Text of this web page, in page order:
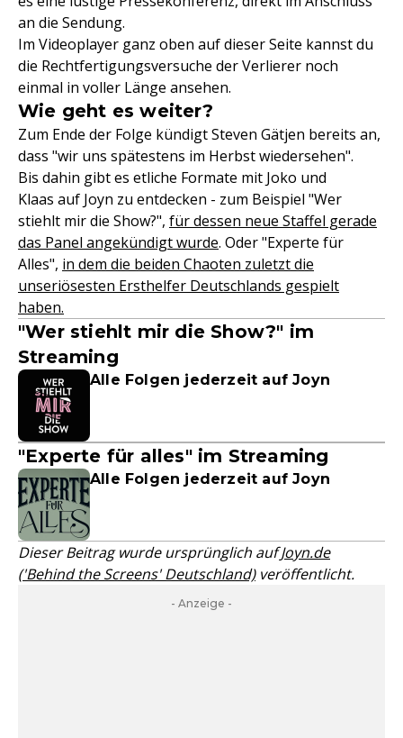
an die Sendung.
Im Videoplayer ganz oben auf dieser Seite kannst du
die Rechtfertigungsversuche der Verlierer noch
einmal in voller Länge ansehen.
Wie geht es weiter?
Zum Ende der Folge kündigt Steven Gätjen bereits an,
dass "wir uns spätestens im Herbst wiedersehen".
Bis dahin gibt es etliche Formate mit Joko und
Klaas auf Joyn zu entdecken - zum Beispiel "Wer
stiehlt mir die Show?", für dessen neue Staffel gerade
das Panel angekündigt wurde. Oder "Experte für
Alles", in dem die beiden Chaoten zuletzt die
unseriösesten Ersthelfer Deutschlands gespielt
haben.
"Wer stiehlt mir die Show?" im
Streaming
Alle Folgen jederzeit auf Joyn
"Experte für alles" im Streaming
Alle Folgen jederzeit auf Joyn
Dieser Beitrag wurde ursprünglich aufJoyn.de
('Behind the Screens' Deutschland)veröffentlicht.
- Anzeige -